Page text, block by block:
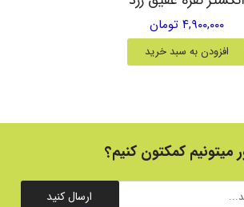
۴,۹۰۰,۰۰۰ تومان
افزودن به سبد خرید
میتونیم کمکتون کنیم؟
ارسال کنید